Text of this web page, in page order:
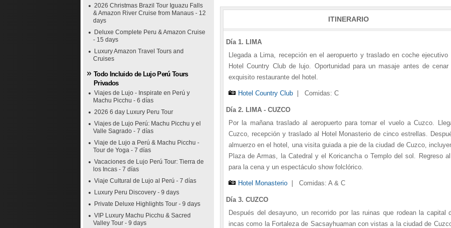
2026 Christmas Brazil Tour Iguazu Falls
& Amazon River Cruise from Manaus - 12
days
Deluxe Complete Peru & Amazon Cruise
- 15 days
Luxury Amazon Travel Tours and
Cruises
Todo Incluido de Lujo Perú Tours
Privados
Viajes de Lujo - Inspirate en Perú y
Machu Picchu - 6 días
2026 6 day Luxury Peru Tour
Viajes de Lujo Perú: Machu Picchu y el
Valle Sagrado - 7 días
Viaje de Lujo a Perú & Machu Picchu -
Tour de Yoga - 7 días
Vacaciones de Lujo Perú Tour: Tierra de
los Incas - 7 días
Viaje Cultural de Lujo al Perú - 7 días
Luxury Peru Discovery - 9 days
Private Deluxe Highlights Tour - 9 days
VIP Luxury Machu Picchu & Sacred
Valley Tour - 9 days
ITINERARIO
Día 1. LIMA
Llegada a Lima, recepción en el aeropuerto y traslado en coche
Hotel Country Club de lujo. Oportunidad para un masaje antes de cenar
exquisito restaurante del hotel.
Hotel Country Club Comidas: C
Día 2. LIMA - CUZCO
Por la mañana traslado al aeropuerto para tomar el vuelo a Cuzco.
Cuzco, recepción y traslado al Hotel Monasterio de cinco estrellas.
almuerzo en el hotel, una visita guiada a pie de la ciudad de Cuzco,
Plaza de Armas, la Catedral y el Koricancha o Templo del sol. Regreso al
para la cena y un espectáculo show folclórico.
Hotel Monasterio Comidas: A & C
Día 3. CUZCO
Después del desayuno, un recorrido por las ruinas que rodean la capital
incas como la Fortaleza de Sacsayhuaman con vistas a la ciudad de
1 2 3 4 5
1 2 3 4 5
1 2 3 4 5
1 2 3 4 5
1 2 3 4 5